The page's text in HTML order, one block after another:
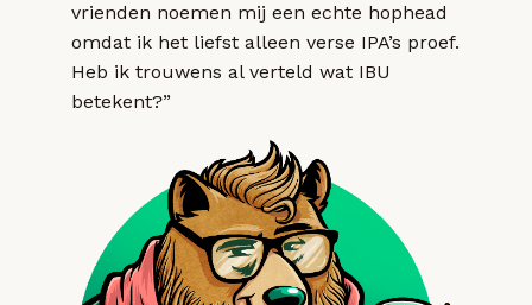
vrienden noemen mij een echte hophead
omdat ik het liefst alleen verse IPA’s proef.
Heb ik trouwens al verteld wat IBU
betekent?”